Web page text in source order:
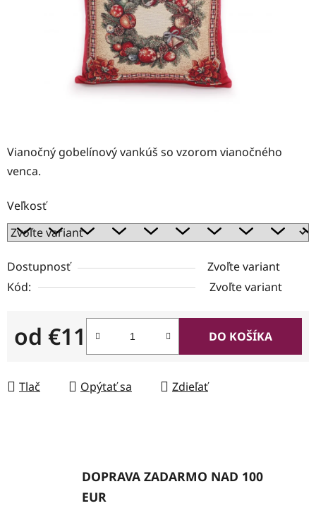
Vianočný gobelínový vankúš so vzorom vianočného
venca.
Veľkosť
Dostupnosť
Zvoľte variant
Kód:
Zvoľte variant
od €11
Jednotková cena:
DO KOŠÍKA
Tlač Opýtať sa Zdieľať
DOPRAVA ZADARMO NAD 100
EUR